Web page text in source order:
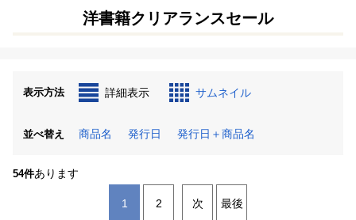
洋書籍クリアランスセール
表示方法 詳細表示 サムネイル
並べ替え 商品名 発行日 発行日＋商品名
54件あります
1 2 次 最後